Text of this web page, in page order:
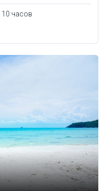
10 часов